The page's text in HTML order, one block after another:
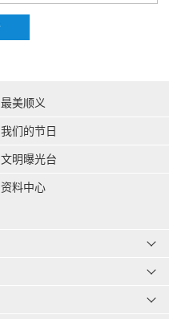
最美顺义
我们的节日
文明曝光台
资料中心